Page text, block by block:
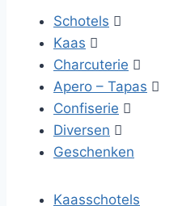
Schotels 
Kaas 
Charcuterie 
Apero – Tapas 
Confiserie 
Diversen 
Geschenken
Kaasschotels